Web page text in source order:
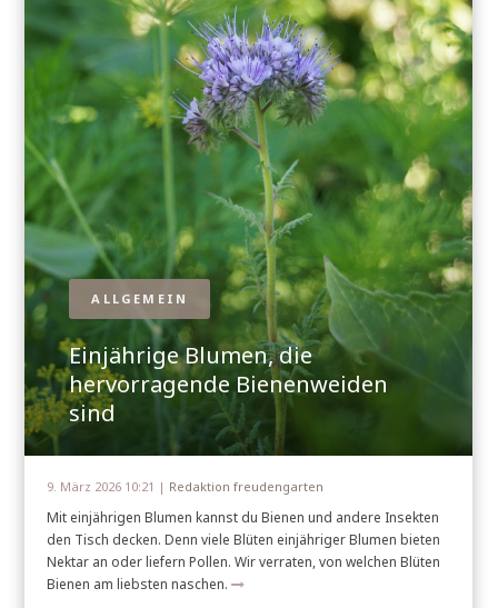
ALLGEMEIN
Einjährige Blumen, die
hervorragende Bienenweiden
sind
9. März 2026 10:21 | Redaktion freudengarten
Mit einjährigen Blumen kannst du Bienen und andere Insekten
den Tisch decken. Denn viele Blüten einjähriger Blumen bieten
Nektar an oder liefern Pollen. Wir verraten, von welchen Blüten
Bienen am liebsten naschen.